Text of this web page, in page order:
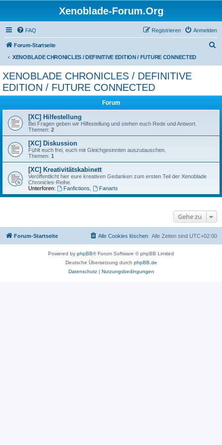
Xenoblade-Forum.Org
FAQ Anmelden
Registrieren
Forum-Startseite
XENOBLADE CHRONICLES / DEFINITIVE EDITION / FUTURE CONNECTED
XENOBLADE CHRONICLES / DEFINITIVE
EDITION / FUTURE CONNECTED
Forum
[XC] Hilfestellung
Bei Fragen geben wir Hilfestellung und stehen euch Rede und Antwort.
Themen: 2
[XC] Diskussion
Fühlt euch frei, euch mit Gleichgesinnten auszutauschen.
Themen: 1
[XC] Kreativitätskabinett
Veröffentlicht hier eure kreativen Gedanken zum ersten Teil der Xenoblade
Chronicles-Reihe.
Unterforen:
Fanfictions Fanarts
Gehe zu
Forum-Startseite Alle Zeiten sind UTC+02:00
Alle Cookies löschen
Powered by phpBB® Forum Software © phpBB Limited
Deutsche Übersetzung durch phpBB.de
Datenschutz| Nutzungsbedingungen